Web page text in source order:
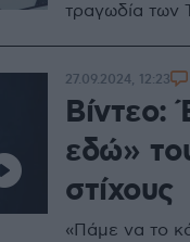
τραγωδία των
Βίντεο:
εδώ»
στίχους
«Πάμε να το
27.09.2024, 12:23